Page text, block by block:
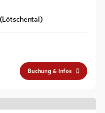
Buchung & Infos